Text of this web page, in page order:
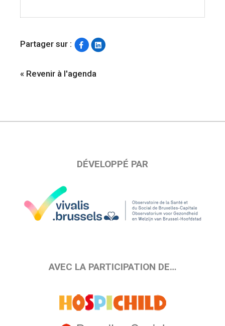
Partager sur :
« Revenir à l'agenda
DÉVELOPPÉ PAR
AVEC LA PARTICIPATION DE…